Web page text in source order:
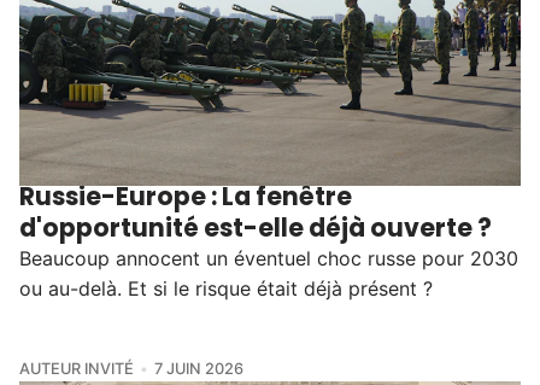
Russie-Europe : La fenêtre
d'opportunité est-elle déjà ouverte ?
Beaucoup annocent un éventuel choc russe pour 2030
ou au-delà. Et si le risque était déjà présent ?
AUTEUR INVITÉ 7 JUIN 2026